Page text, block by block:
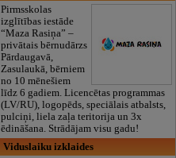
Pirmsskolas
izglītības iestāde
“Maza Rasiņa” –
privātais bērnudārzs
Pārdaugavā,
Zasulaukā, bērniem
no 10 mēnešiem
līdz 6 gadiem. Licencētas programmas
(LV/RU), logopēds, speciālais atbalsts,
pulciņi, liela zaļa teritorija un 3x
ēdināšana. Strādājam visu gadu!
Viduslaiku izklaides